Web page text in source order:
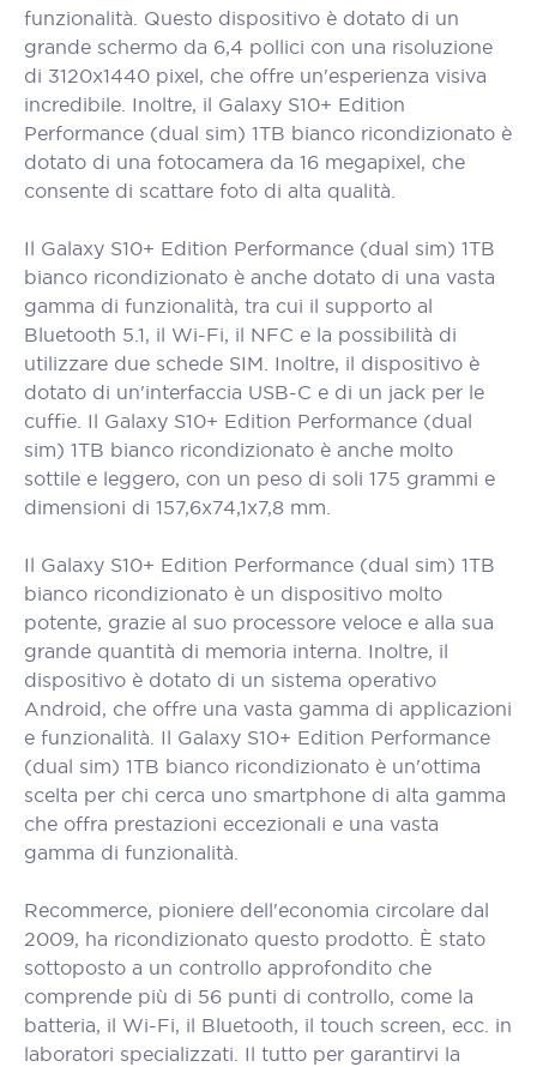
funzionalità. Questo dispositivo è dotato di un
grande schermo da 6,4 pollici con una risoluzione
di 3120x1440 pixel, che offre un'esperienza visiva
incredibile. Inoltre, il Galaxy S10+ Edition
Performance (dual sim) 1TB bianco ricondizionato è
dotato di una fotocamera da 16 megapixel, che
consente di scattare foto di alta qualità.
Il Galaxy S10+ Edition Performance (dual sim) 1TB
bianco ricondizionato è anche dotato di una vasta
gamma di funzionalità, tra cui il supporto al
Bluetooth 5.1, il Wi-Fi, il NFC e la possibilità di
utilizzare due schede SIM. Inoltre, il dispositivo è
dotato di un'interfaccia USB-C e di un jack per le
cuffie. Il Galaxy S10+ Edition Performance (dual
sim) 1TB bianco ricondizionato è anche molto
sottile e leggero, con un peso di soli 175 grammi e
dimensioni di 157,6x74,1x7,8 mm.
Il Galaxy S10+ Edition Performance (dual sim) 1TB
bianco ricondizionato è un dispositivo molto
potente, grazie al suo processore veloce e alla sua
grande quantità di memoria interna. Inoltre, il
dispositivo è dotato di un sistema operativo
Android, che offre una vasta gamma di applicazioni
e funzionalità. Il Galaxy S10+ Edition Performance
(dual sim) 1TB bianco ricondizionato è un'ottima
scelta per chi cerca uno smartphone di alta gamma
che offra prestazioni eccezionali e una vasta
gamma di funzionalità.
Recommerce, pioniere dell'economia circolare dal
2009, ha ricondizionato questo prodotto. È stato
sottoposto a un controllo approfondito che
comprende più di 56 punti di controllo, come la
batteria, il Wi-Fi, il Bluetooth, il touch screen, ecc. in
laboratori specializzati. Il tutto per garantirvi la